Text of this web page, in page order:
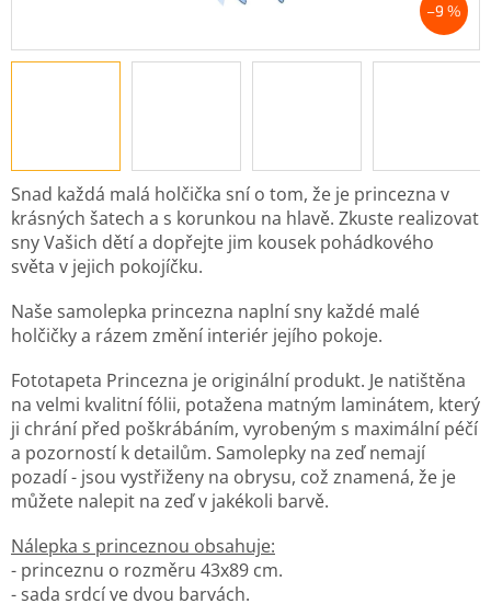
–9 %
Snad každá malá holčička sní o tom, že je princezna v
krásných šatech a s korunkou na hlavě. Zkuste realizovat
sny Vašich dětí a dopřejte jim kousek pohádkového
světa v jejich pokojíčku.
Naše samolepka princezna naplní sny každé malé
holčičky a rázem změní interiér jejího pokoje.
Fototapeta Princezna je originální produkt. Je natištěna
na velmi kvalitní fólii, potažena matným laminátem, který
ji chrání před poškrábáním, vyrobeným s maximální péčí
a pozorností k detailům. Samolepky na zeď nemají
pozadí - jsou vystřiženy na obrysu, což znamená, že je
můžete nalepit na zeď v jakékoli barvě.
Nálepka s princeznou obsahuje:
- princeznu o rozměru 43x89 cm.
- sada srdcí ve dvou barvách.